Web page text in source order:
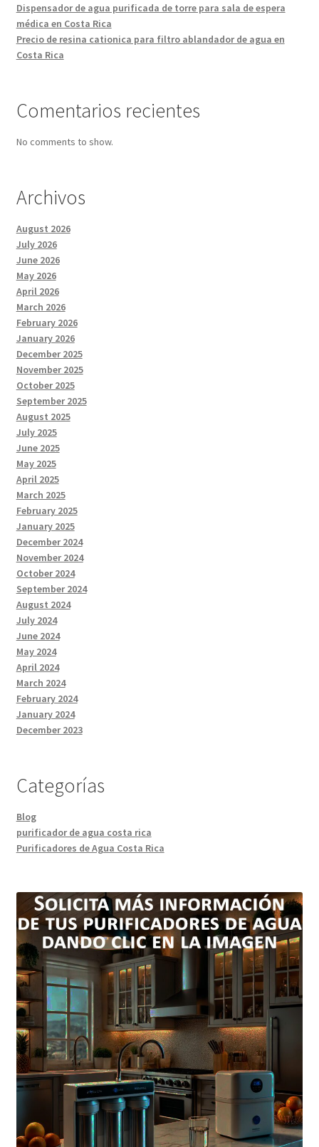
Dispensador de agua purificada de torre para sala de espera
médica en Costa Rica
Precio de resina cationica para filtro ablandador de agua en
Costa Rica
Comentarios recientes
No comments to show.
Archivos
August 2026
July 2026
June 2026
May 2026
April 2026
March 2026
February 2026
January 2026
December 2025
November 2025
October 2025
September 2025
August 2025
July 2025
June 2025
May 2025
April 2025
March 2025
February 2025
January 2025
December 2024
November 2024
October 2024
September 2024
August 2024
July 2024
June 2024
May 2024
April 2024
March 2024
February 2024
January 2024
December 2023
Categorías
Blog
purificador de agua costa rica
Purificadores de Agua Costa Rica